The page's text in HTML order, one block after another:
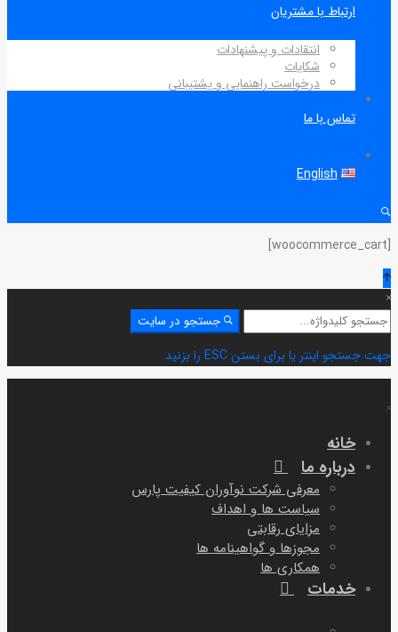
ارتباط با مشتریان
انتقادات و پیشنهادات
شکایات
درخواست راهنمایی و پشتیبانی
تماس با ما
English
[woocommerce_cart]
جستجو
برای:
جستجو در سایت
جهت جستجو اینتر یا برای بستن ESC را بزنید
خانه
درباره ما
معرفی شرکت نوآوران کیفیت پارس
سیاست ها و اهداف
مزایای رقابتی
مجوزها و گواهینامه ها
همکاری ها
خدمات